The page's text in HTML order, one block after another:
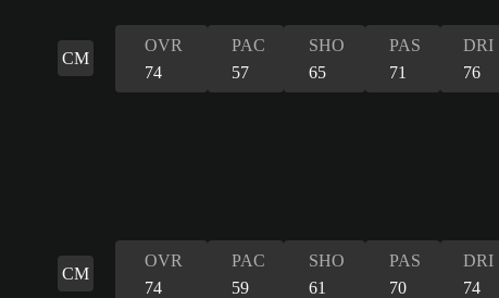
CM
OVR
74
PAC
57
SHO
65
PAS
71
DRI
76
CM
OVR
74
PAC
59
SHO
61
PAS
70
DRI
74